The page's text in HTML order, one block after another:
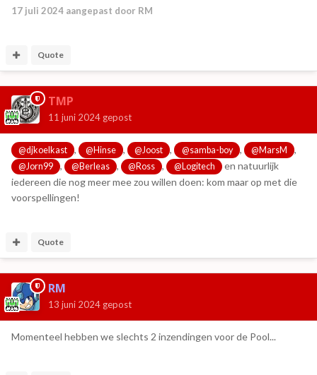
17 juli 2024 aangepast door RM
Quote
TMP
11 juni 2024 gepost
@djkoelkast , @Hinse , @Joost , @samba-boy , @MarsM ,
@Jorn99 , @Berleas , @Ross , @Logitech
en natuurlijk
iedereen die nog meer mee zou willen doen: kom maar op met die
voorspellingen!
Quote
RM
13 juni 2024 gepost
Momenteel hebben we slechts 2 inzendingen voor de Pool...